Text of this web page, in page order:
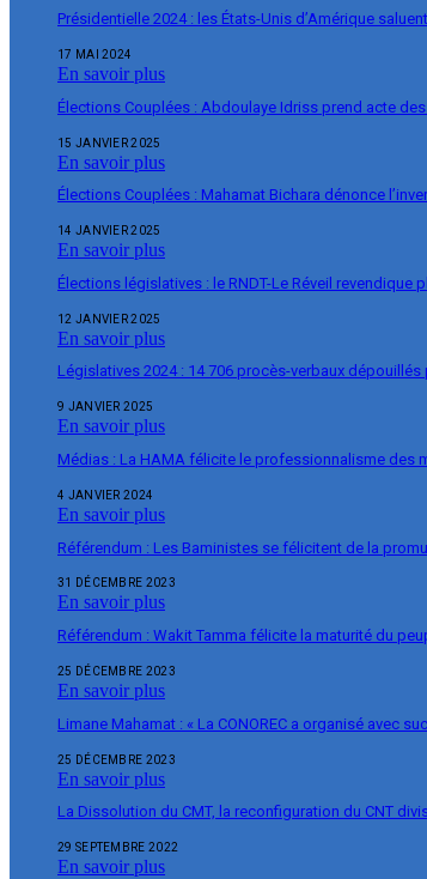
Présidentielle 2024 : les États-Unis d’Amérique
17 MAI 2024
En savoir plus
Élections Couplées : Abdoulaye Idriss prend acte
15 JANVIER 2025
En savoir plus
Élections Couplées : Mahamat Bichara dénonce
14 JANVIER 2025
En savoir plus
Élections législatives : le RNDT-Le Réveil revendique
12 JANVIER 2025
En savoir plus
Législatives 2024 : 14 706 procès-verbaux dépouillés
9 JANVIER 2025
En savoir plus
Médias : La HAMA félicite le professionnalisme des
4 JANVIER 2024
En savoir plus
Référendum : Les Baministes se félicitent de la
31 DÉCEMBRE 2023
En savoir plus
Référendum : Wakit Tamma félicite la maturité du
25 DÉCEMBRE 2023
En savoir plus
Limane Mahamat : « La CONOREC a organisé avec
25 DÉCEMBRE 2023
En savoir plus
La Dissolution du CMT, la reconfiguration du CNT
29 SEPTEMBRE 2022
En savoir plus